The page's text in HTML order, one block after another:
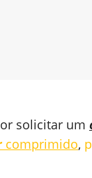
solicitar um
comprimido,